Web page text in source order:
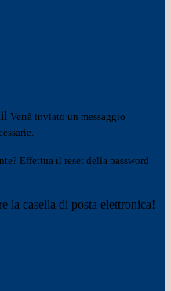
Verrà inviato un messaggio
Effettua il reset della password
la casella di posta elettronica!